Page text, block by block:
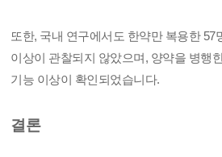
또한, 국내 연구에서도 한약만 복용한 57
이상이 관찰되지 않았으며, 양약을 병행
기능 이상이 확인되었습니다.
결론